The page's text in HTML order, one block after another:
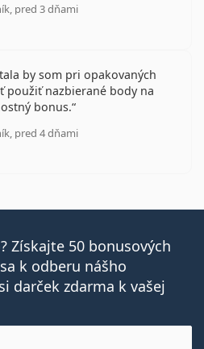
pred 3 dňami
5 z 5
by som pri opakovaných
použiť nazbierané body na
bonus.
pred 4 dňami
5 z 5
Získajte 50 bonusových
k odberu nášho
darček zdarma k vašej